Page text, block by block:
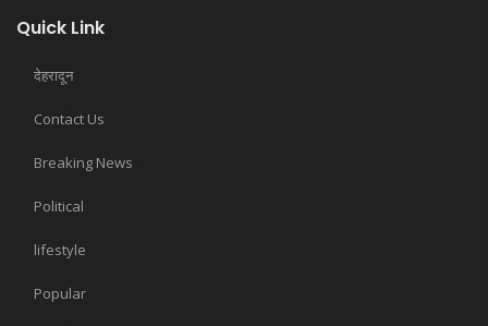
Quick Link
देहरादून
Contact Us
Breaking News
Political
lifestyle
Popular